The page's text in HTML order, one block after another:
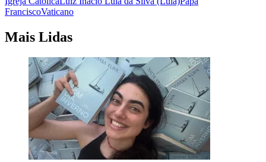
FranciscoVaticano
Mais Lidas